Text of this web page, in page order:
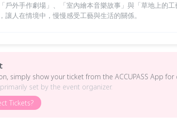
戶外手作劇場」、「室內繪本音樂故事」與「草地上的
讓人在情境中，慢慢感受工藝與生活的關係。
simply show your ticket from the ACCUPASS App for
set by the event organizer.
Tickets?